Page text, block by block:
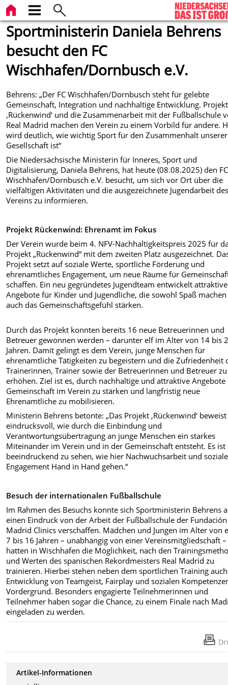
Sportministerin Daniela Behrens
besucht den FC
Wischhafen/Dornbusch e.V.
Behrens: „Der FC Wischhafen/Dornbusch steht für gelebte
Gemeinschaft, Integration und nachhaltige Entwicklung.
‚Rückenwind‘ und die Zusammenarbeit mit der Fußballschule
Real Madrid machen den Verein zu einem Vorbild für andere.
wird deutlich, wie wichtig Sport für den Zusammenhalt unserer
Gesellschaft ist“
Die Niedersächsische Ministerin für Inneres, Sport und
Digitalisierung, Daniela Behrens, hat heute (08.08.2025) den FC
Wischhafen/Dornbusch e.V. besucht, um sich vor Ort über die
vielfältigen Aktivitäten und die ausgezeichnete Jugendarbeit
Vereins zu informieren.
Projekt Rückenwind: Ehrenamt im Fokus
Der Verein wurde beim 4. NFV-Nachhaltigkeitspreis 2025 für
Projekt „Rückenwind“ mit dem zweiten Platz ausgezeichnet.
Projekt setzt auf soziale Werte, sportliche Förderung und
ehrenamtliches Engagement, um neue Räume für
schaffen. Ein neu gegründetes Jugendteam entwickelt attraktive
Angebote für Kinder und Jugendliche, die sowohl Spaß
auch das Gemeinschaftsgefühl stärken.
Durch das Projekt konnten bereits 16 neue Betreuerinnen und
Betreuer gewonnen werden – darunter elf im Alter von 14 bis
Jahren. Damit gelingt es dem Verein, junge Menschen für
ehrenamtliche Tätigkeiten zu begeistern und die Zufriedenheit
Trainerinnen, Trainer sowie der Betreuerinnen und Betreuer zu
erhöhen. Ziel ist es, durch nachhaltige und attraktive Angebote
Gemeinschaft im Verein zu stärken und langfristig neue
Ehrenamtliche zu mobilisieren.
Ministerin Behrens betonte: „Das Projekt ‚Rückenwind‘ beweist
eindrucksvoll, wie durch die Einbindung und
Verantwortungsübertragung an junge Menschen ein starkes
Miteinander im Verein und in der Gemeinschaft entsteht. Es ist
beeindruckend zu sehen, wie hier Nachwuchsarbeit und
Engagement Hand in Hand gehen.“
Besuch der internationalen Fußballschule
Im Rahmen des Besuchs konnte sich Sportministerin Behrens
einen Eindruck von der Arbeit der Fußballschule der Fundación
Madrid Clinics verschaffen. Mädchen und Jungen im Alter von
7 bis 16 Jahren – unabhängig von einer Vereinsmitgliedschaft –
hatten in Wischhafen die Möglichkeit, nach den
und Werten des spanischen Rekordmeisters Real Madrid zu
trainieren. Hierbei stehen neben dem sportlichen Training
Entwicklung von Teamgeist, Fairplay und sozialen
Vordergrund. Besonders engagierte Teilnehmerinnen und
Teilnehmer haben sogar die Chance, zu einem Finale nach
eingeladen zu werden.
Artikel-Informationen